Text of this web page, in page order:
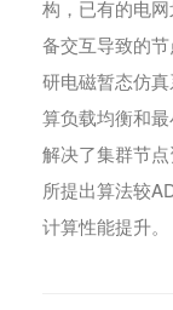
构，已有的电
备交互导致的
研电磁暂态仿
算负载均衡和
解决了集群节
所提出算法较
计算性能提升。